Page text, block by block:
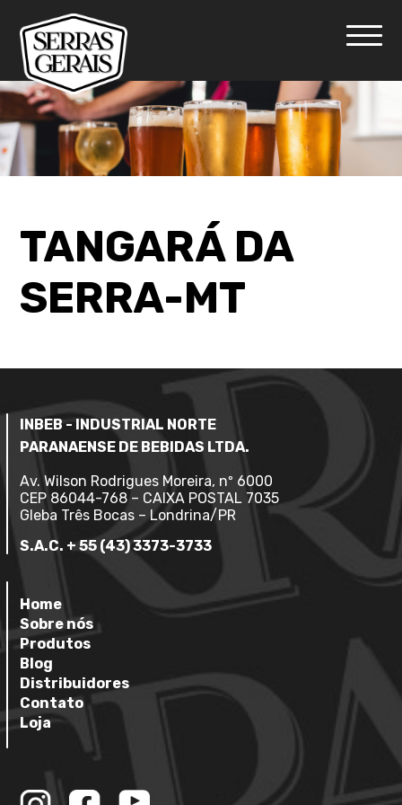
TANGARÁ DA
SERRA-MT
INBEB - INDUSTRIAL NORTE
PARANAENSE DE BEBIDAS LTDA.
Av. Wilson Rodrigues Moreira, nº 6000
CEP 86044-768 – CAIXA POSTAL 7035
Gleba Três Bocas – Londrina/PR
S.A.C. + 55 (43) 3373-3733
Home
Sobre nós
Produtos
Blog
Distribuidores
Contato
Loja